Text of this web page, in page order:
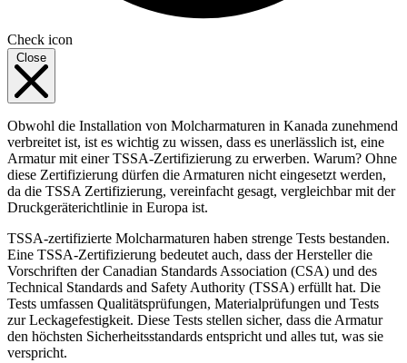
Check icon
Close
Obwohl die Installation von Molcharmaturen in Kanada zunehmend
verbreitet ist, ist es wichtig zu wissen, dass es unerlässlich ist, eine
Armatur mit einer TSSA-Zertifizierung zu erwerben. Warum? Ohne
diese Zertifizierung dürfen die Armaturen nicht eingesetzt werden,
da die TSSA Zertifizierung, vereinfacht gesagt, vergleichbar mit der
Druckgeräterichtlinie in Europa ist.
TSSA-zertifizierte Molcharmaturen haben strenge Tests bestanden.
Eine TSSA-Zertifizierung bedeutet auch, dass der Hersteller die
Vorschriften der Canadian Standards Association (CSA) und des
Technical Standards and Safety Authority (TSSA) erfüllt hat. Die
Tests umfassen Qualitätsprüfungen, Materialprüfungen und Tests
zur Leckagefestigkeit. Diese Tests stellen sicher, dass die Armatur
den höchsten Sicherheitsstandards entspricht und alles tut, was sie
verspricht.